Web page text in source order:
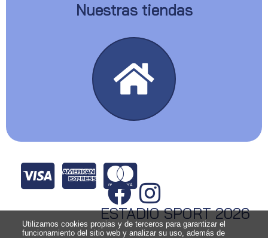
Nuestras tiendas
ESTADIO SPORT 2026
Utilizamos cookies propias y de terceros para garantizar el
funcionamiento del sitio web y analizar su uso, además de